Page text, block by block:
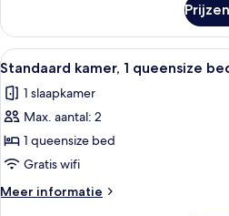
(Up
to
3
Adults)
laden
kamer,
queensize
met
slaapbank
to
3
Alle
foto's
voor
Standaard
kamer,
1
queensize
bed
5
Standaard kamer, 1 queensize
1 slaapkamer
Max. aantal: 2
1 queensize bed
Gratis wifi
Meer informatie
Meer